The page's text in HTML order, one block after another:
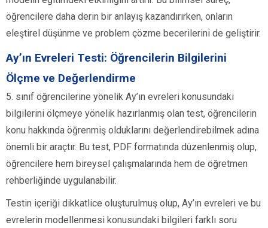
öğrencilere daha derin bir anlayış kazandırırken, onların
eleştirel düşünme ve problem çözme becerilerini de geliştirir.
Ay’ın Evreleri Testi: Öğrencilerin Bilgilerini
Ölçme ve Değerlendirme
5. sınıf öğrencilerine yönelik Ay’ın evreleri konusundaki
bilgilerini ölçmeye yönelik hazırlanmış olan test, öğrencilerin
konu hakkında öğrenmiş olduklarını değerlendirebilmek adına
önemli bir araçtır. Bu test, PDF formatında düzenlenmiş olup,
öğrencilere hem bireysel çalışmalarında hem de öğretmen
rehberliğinde uygulanabilir.
Testin içeriği dikkatlice oluşturulmuş olup, Ay’ın evreleri ve bu
evrelerin modellenmesi konusundaki bilgileri farklı soru